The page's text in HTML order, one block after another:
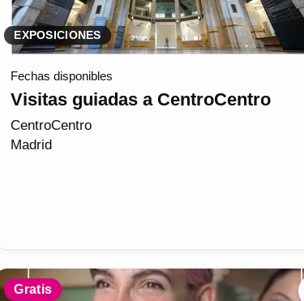
EXPOSICIONES
Fechas disponibles
Visitas guiadas a CentroCentro
CentroCentro
Madrid
Gratis